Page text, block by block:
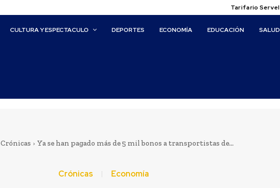
Tarifario Servel
CULTURA Y ESPECTACULO DEPORTES ECONOMÍA EDUCACIÓN SALUD
Crónicas Ya se han pagado más de 5 mil bonos a transportistas de...
Crónicas Economía